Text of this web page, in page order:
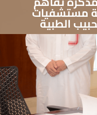
مستشفيات
الطبية